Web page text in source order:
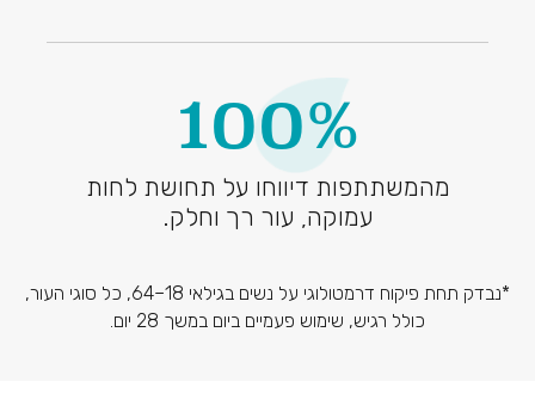
100%
מהמשתתפות דיווחו על תחושת לחות
עמוקה, עור רך וחלק.
*נבדק תחת פיקוח דרמטולוגי על נשים בגילאי 18–64, כל סוגי העור,
כולל רגיש, שימוש פעמיים ביום במשך 28 יום.